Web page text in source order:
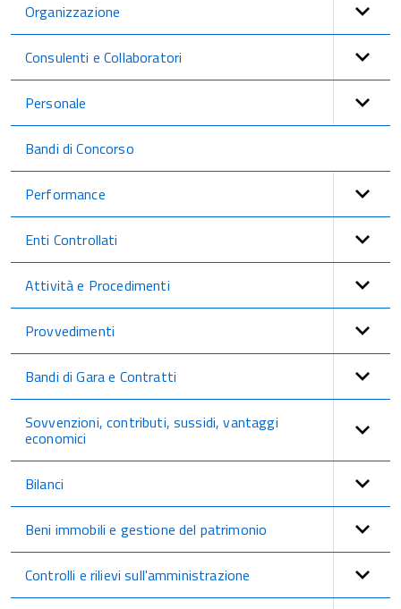
Organizzazione
Consulenti e Collaboratori
Personale
Bandi di Concorso
Performance
Enti Controllati
Attività e Procedimenti
Provvedimenti
Bandi di Gara e Contratti
Sovvenzioni, contributi, sussidi, vantaggi
economici
Bilanci
Beni immobili e gestione del patrimonio
Controlli e rilievi sull'amministrazione